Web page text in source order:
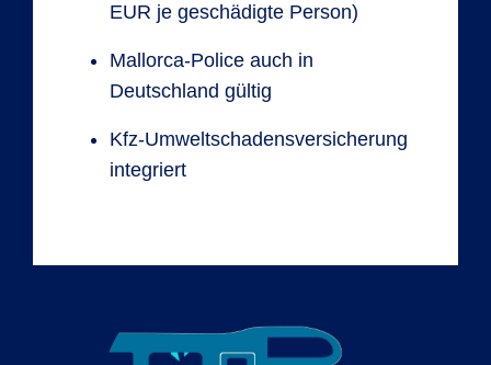
EUR je geschädigte Person)
Mallorca-Police auch in
Deutschland gültig
Kfz-Umweltschadensversicherung
integriert